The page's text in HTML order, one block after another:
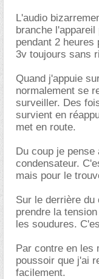
L'audio
branche
pendant 2
3v toujours sans
Quand j'appuie
normalement se
surveiller. Des
survient en
met en route.
Du coup je
condensateur.
mais pour le
Sur le derrière
prendre la
les soudures.
Par contre en les
poussoir que j'ai
facilement.